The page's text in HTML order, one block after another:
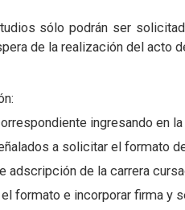
sólo podrán ser
de la realización del acto
ingresando en la
a solicitar el formato
adscripción de la carrera
formato e incorporar firma y